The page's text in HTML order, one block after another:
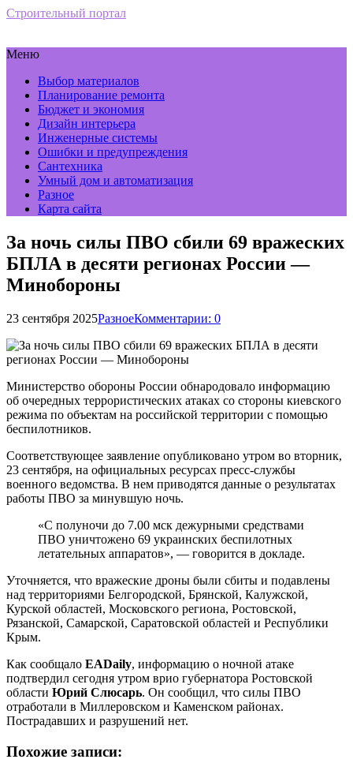
Строительный портал
Меню
Выбор материалов
Планирование ремонта
Бюджет и экономия
Дизайн интерьера
Инженерные системы
Ошибки и предупреждения
Сантехника
Умный дом и автоматизация
Разное
Карта сайта
За ночь силы ПВО сбили 69 вражеских
БПЛА в десяти регионах России —
Минобороны
23 сентября 2025РазноеКомментарии: 0
Министерство обороны России обнародовало информацию
об очередных террористических атаках со стороны киевского
режима по объектам на российской территории с помощью
беспилотников.
Соответствующее заявление опубликовано утром во вторник,
23 сентября, на официальных ресурсах пресс-службы
военного ведомства. В нем приводятся данные о результатах
работы ПВО за минувшую ночь.
«С полуночи до 7.00 мск дежурными средствами
ПВО уничтожено 69 украинских беспилотных
летательных аппаратов», — говорится в докладе.
Уточняется, что вражеские дроны были сбиты и подавлены
над территориями Белгородской, Брянской, Калужской,
Курской областей, Московского региона, Ростовской,
Рязанской, Самарской, Саратовской областей и Республики
Крым.
Как сообщало EADaily, информацию о ночной атаке
подтвердил сегодня утром врио губернатора Ростовской
области Юрий Слюсарь. Он сообщил, что силы ПВО
отработали в Миллеровском и Каменском районах.
Пострадавших и разрушений нет.
Похожие записи: